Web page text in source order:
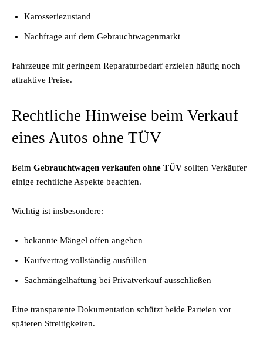
Karosseriezustand
Nachfrage auf dem Gebrauchtwagenmarkt
Fahrzeuge mit geringem Reparaturbedarf erzielen häufig noch
attraktive Preise.
Rechtliche Hinweise beim Verkauf
eines Autos ohne TÜV
Beim Gebrauchtwagen verkaufen ohne TÜV sollten Verkäufer
einige rechtliche Aspekte beachten.
Wichtig ist insbesondere:
bekannte Mängel offen angeben
Kaufvertrag vollständig ausfüllen
Sachmängelhaftung bei Privatverkauf ausschließen
Eine transparente Dokumentation schützt beide Parteien vor
späteren Streitigkeiten.